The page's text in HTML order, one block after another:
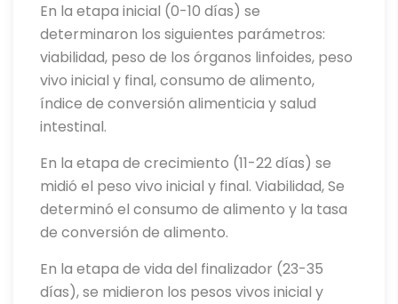
En la etapa inicial (0-10 días) se
determinaron los siguientes parámetros:
viabilidad, peso de los órganos linfoides, peso
vivo inicial y final, consumo de alimento,
índice de conversión alimenticia y salud
intestinal.
En la etapa de crecimiento (11-22 días) se
midió el peso vivo inicial y final. Viabilidad, Se
determinó el consumo de alimento y la tasa
de conversión de alimento.
En la etapa de vida del finalizador (23-35
días), se midieron los pesos vivos inicial y